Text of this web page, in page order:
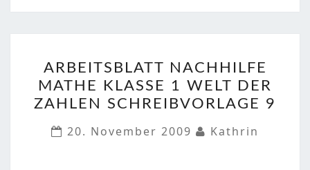
NACHHILFE
MATHE
KLASSE
1
ARBEITSBLATT NACHHILFE
MATHE KLASSE 1 WELT DER
ZAHLEN SCHREIBVORLAGE 9
20. November 2009
Kathrin